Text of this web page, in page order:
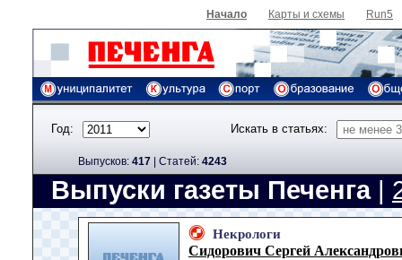
Начало Карты и схемы Run5
Год: Искать в статьях:
Выпусков: 417 | Cтатей: 4243
Выпуски газеты Печенга|
Некрологи
Сидорович Сергей